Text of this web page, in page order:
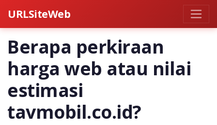
URLSiteWeb
Berapa perkiraan
harga web atau nilai
estimasi
tavmobil.co.id?